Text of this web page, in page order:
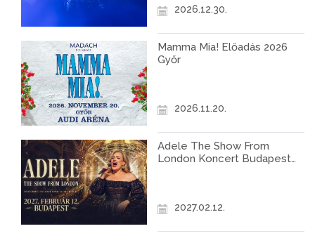
2026.12.30.
Mamma Mia! Előadás 2026
Győr
2026.11.20.
Adele The Show From
London Koncert Budapest
2027.02.12.